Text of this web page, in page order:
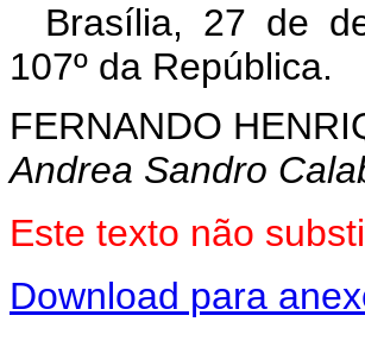
Brasília, 27 de
107º da República.
FERNANDO
Andrea Sandro
Este texto não
Download para